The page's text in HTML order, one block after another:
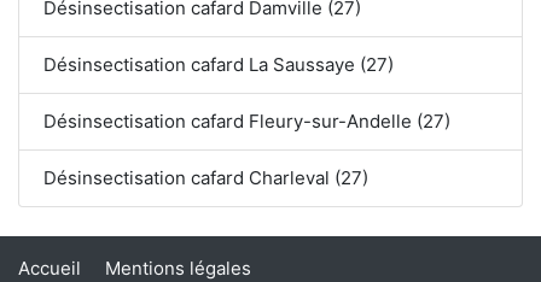
Désinsectisation cafard Damville (27)
Désinsectisation cafard La Saussaye (27)
Désinsectisation cafard Fleury-sur-Andelle (27)
Désinsectisation cafard Charleval (27)
Accueil Mentions légales